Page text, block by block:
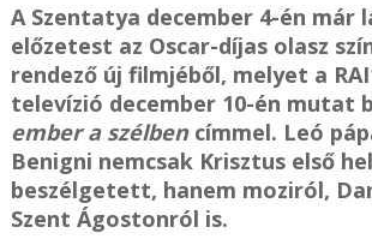
A Szentatya december 4-én
előzetest az Oscar-díjas olasz
rendező új filmjéből, melyet a
televízió december 10-én mutat
ember a szélbencímmel. Leó
Benigni nemcsak Krisztus első
beszélgetett, hanem moziról,
Szent Ágostonról is.